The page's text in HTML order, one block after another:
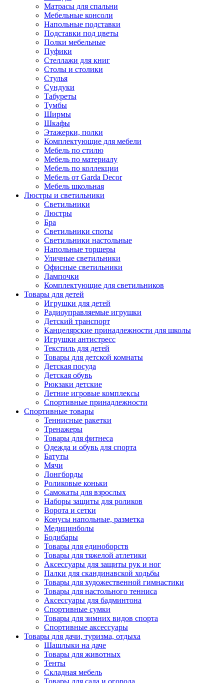
Матрасы для спальни
Мебельные консоли
Напольные подставки
Подставки под цветы
Полки мебельные
Пуфики
Стеллажи для книг
Столы и столики
Стулья
Сундуки
Табуреты
Тумбы
Ширмы
Шкафы
Этажерки, полки
Комплектующие для мебели
Мебель по стилю
Мебель по материалу
Мебель по коллекции
Мебель от Garda Decor
Мебель школьная
Люстры и светильники
Светильники
Люстры
Бра
Светильники споты
Светильники настольные
Напольные торшеры
Уличные светильники
Офисные светильники
Лампочки
Комплектующие для светильников
Товары для детей
Игрушки для детей
Радиоуправляемые игрушки
Детский транспорт
Канцелярские принадлежности для школы
Игрушки антистресс
Текстиль для детей
Товары для детской комнаты
Детская посуда
Детская обувь
Рюкзаки детские
Летние игровые комплексы
Спортивные принадлежности
Спортивные товары
Теннисные ракетки
Тренажеры
Товары для фитнеса
Одежда и обувь для спорта
Батуты
Мячи
Лонгборды
Роликовые коньки
Самокаты для взрослых
Наборы защиты для роликов
Ворота и сетки
Конусы напольные, разметка
Медицинболы
Бодибары
Товары для единоборств
Товары для тяжелой атлетики
Аксессуары для защиты рук и ног
Палки для скандинавской ходьбы
Товары для художественной гимнастики
Товары для настольного тенниса
Аксессуары для бадминтона
Спортивные сумки
Товары для зимних видов спорта
Спортивные аксессуары
Товары для дачи, туризма, отдыха
Шашлыки на даче
Товары для животных
Тенты
Складная мебель
Товары для сада и огорода